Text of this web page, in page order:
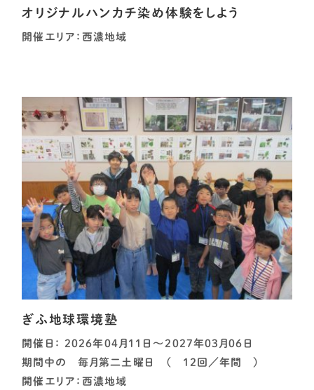
オリジナルハンカチ染め体験をしよう
開催エリア：西濃地域
ぎふ地球環境塾
開催日： 2026年04月11日～2027年03月06日
期間中の 毎月第二土曜日 （ 12回／年間 ）
開催エリア：西濃地域